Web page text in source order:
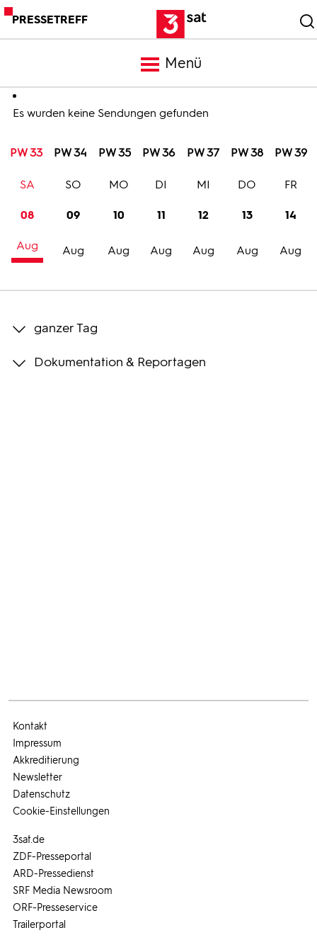
PRESSETREFF
Menü
Meldungen
Programm
Trailer
Bilder
Es wurden keine Sendungen gefunden
PW 33 PW 34 PW 35 PW 36 PW 37 PW 38 PW 39
08
Aug
SA
09
Aug
SO
10
Aug
MO
11
Aug
DI
12
Aug
MI
13
Aug
DO
14
Aug
FR
ganzer Tag
Dokumentation & Reportagen
3sat.de
ZDF-Presseportal
ARD-Pressedienst
SRF Media Newsroom
ORF-Presseservice
Trailerportal
Kontakt
Impressum
Akkreditierung
Newsletter
Datenschutz
Cookie-Einstellungen